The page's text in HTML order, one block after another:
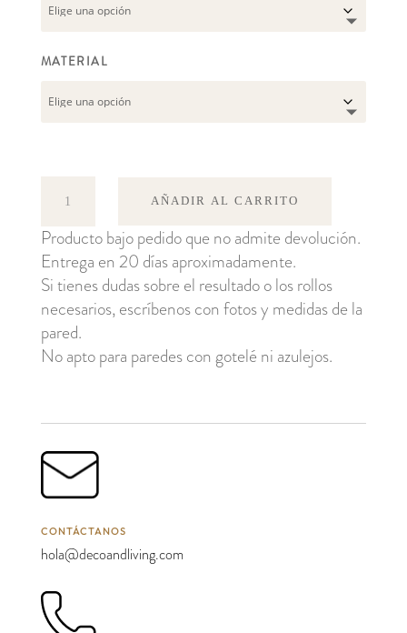
MATERIAL
AÑADIR AL CARRITO
Producto bajo pedido que no admite devolución.
Entrega en 20 días aproximadamente.
Si tienes dudas sobre el resultado o los rollos
necesarios, escríbenos con fotos y medidas de la
pared.
No apto para paredes con gotelé ni azulejos.
CONTÁCTANOS
hola@decoandliving.com